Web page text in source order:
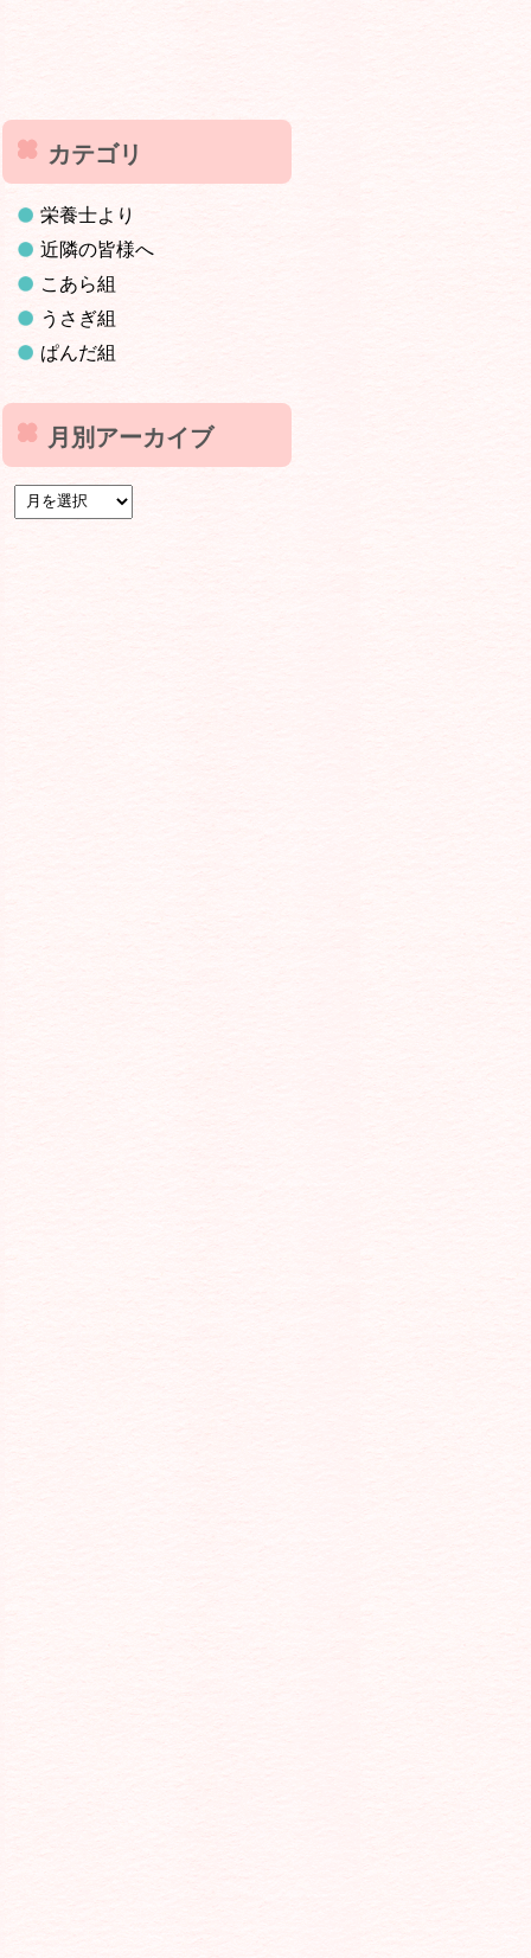
カテゴリ
栄養士より
近隣の皆様へ
こあら組
うさぎ組
ぱんだ組
月別アーカイブ